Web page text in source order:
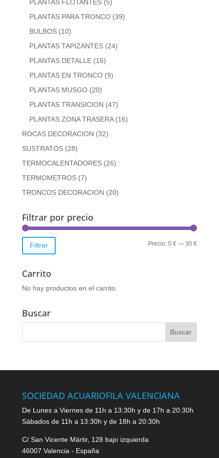
PLANTAS FLOTANTES (5)
PLANTAS PARA TRONCO (39)
BULBOS (10)
PLANTAS TAPIZANTES (24)
PLANTAS DETALLE (16)
PLANTAS EN TRONCO (9)
PLANTAS MUSGO (20)
PLANTAS TRANSICION (47)
PLANTAS ZONA TRASERA (16)
ROCAS DECORACION (32)
SUSTRATOS (28)
TERMOCALENTADORES (26)
TERMOMETROS (7)
TRONCOS DECORACION (20)
Filtrar por precio
Precio
Precio
Filtrar Precio:0 € —30 €
Carrito
No hay productos en el carrito.
Buscar
SOCIEDAD ACUARIOFILA VALENCIANA
De Lunes a Viernes de 11h a 13:30h y de 17h a 20:30h
Sábados de 11h a 13:30h y de 18h a 20:30h
C/ San Vicente Mártir, 128 bajo izquierda
46007 Valencia - España